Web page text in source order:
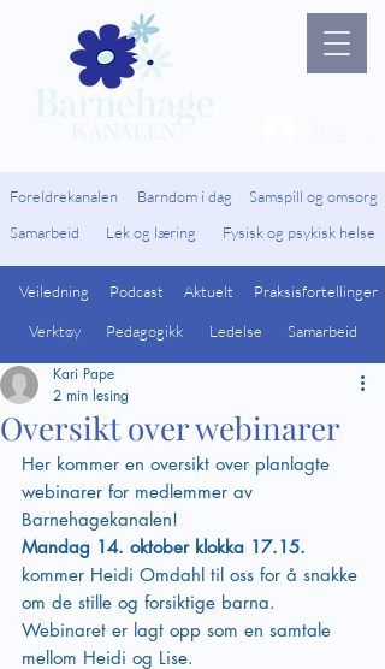
Foreldrekanalen Barndom i dag
Samspill og omsorg
Samarbeid
Lek og læring Fysisk og psykisk helse
Veiledning
Verktøy
Podcast
Pedagogikk
Aktuelt Praksisfortellinger
Ledelse Samarbeid
Oversikt over webinarer
Kari Pape
2 min lesing
Her kommer en oversikt over planlagte
webinarer for medlemmer av
Barnehagekanalen!
Mandag 14. oktober klokka 17.15.
kommer Heidi Omdahl til oss for å snakke
om de stille og forsiktige barna.
Webinaret er lagt opp som en samtale
mellom Heidi og Lise.